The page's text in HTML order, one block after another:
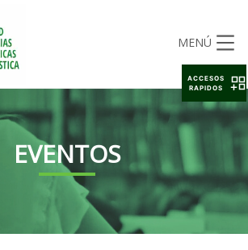
MENÚ
EVENTOS
ACCESOS
RAPIDOS